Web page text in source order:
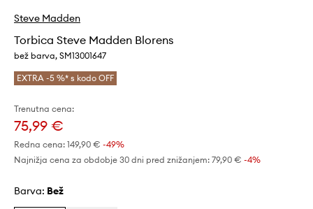
Steve Madden
Torbica Steve Madden Blorens
bež barva, SM13001647
EXTRA -5 %* s kodo OFF
Trenutna cena:
75,99 €
Redna cena: 149,90 € -49%
Najnižja cena za obdobje 30 dni pred znižanjem: 79,90 € -4%
Barva: bež